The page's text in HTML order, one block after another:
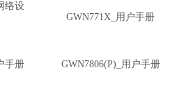
络设
GWN771X_用户手册
手册 GWN7806(P)_用户手册